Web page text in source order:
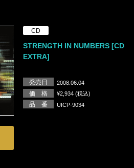
CD
STRENGTH IN NUMBERS [CD
EXTRA]
発売日 2008.06.04
価 格 ¥2,934 (税込)
品 番 UICP-9034